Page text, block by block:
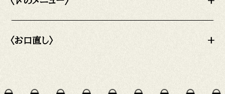
〈お口直し〉 +